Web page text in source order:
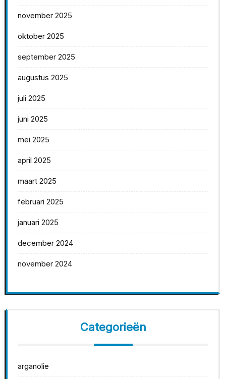
november 2025
oktober 2025
september 2025
augustus 2025
juli 2025
juni 2025
mei 2025
april 2025
maart 2025
februari 2025
januari 2025
december 2024
november 2024
Categorieën
arganolie